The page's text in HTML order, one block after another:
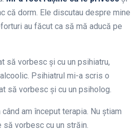
că dorm. Ele discutau despre mine
au făcut ca să mă aducă pe
să vorbesc şi cu un psihiatru,
Psihiatrul mi-a scris o
să vorbesc şi cu un psiholog.
am început terapia. Nu ştiam
vorbesc cu un străin.